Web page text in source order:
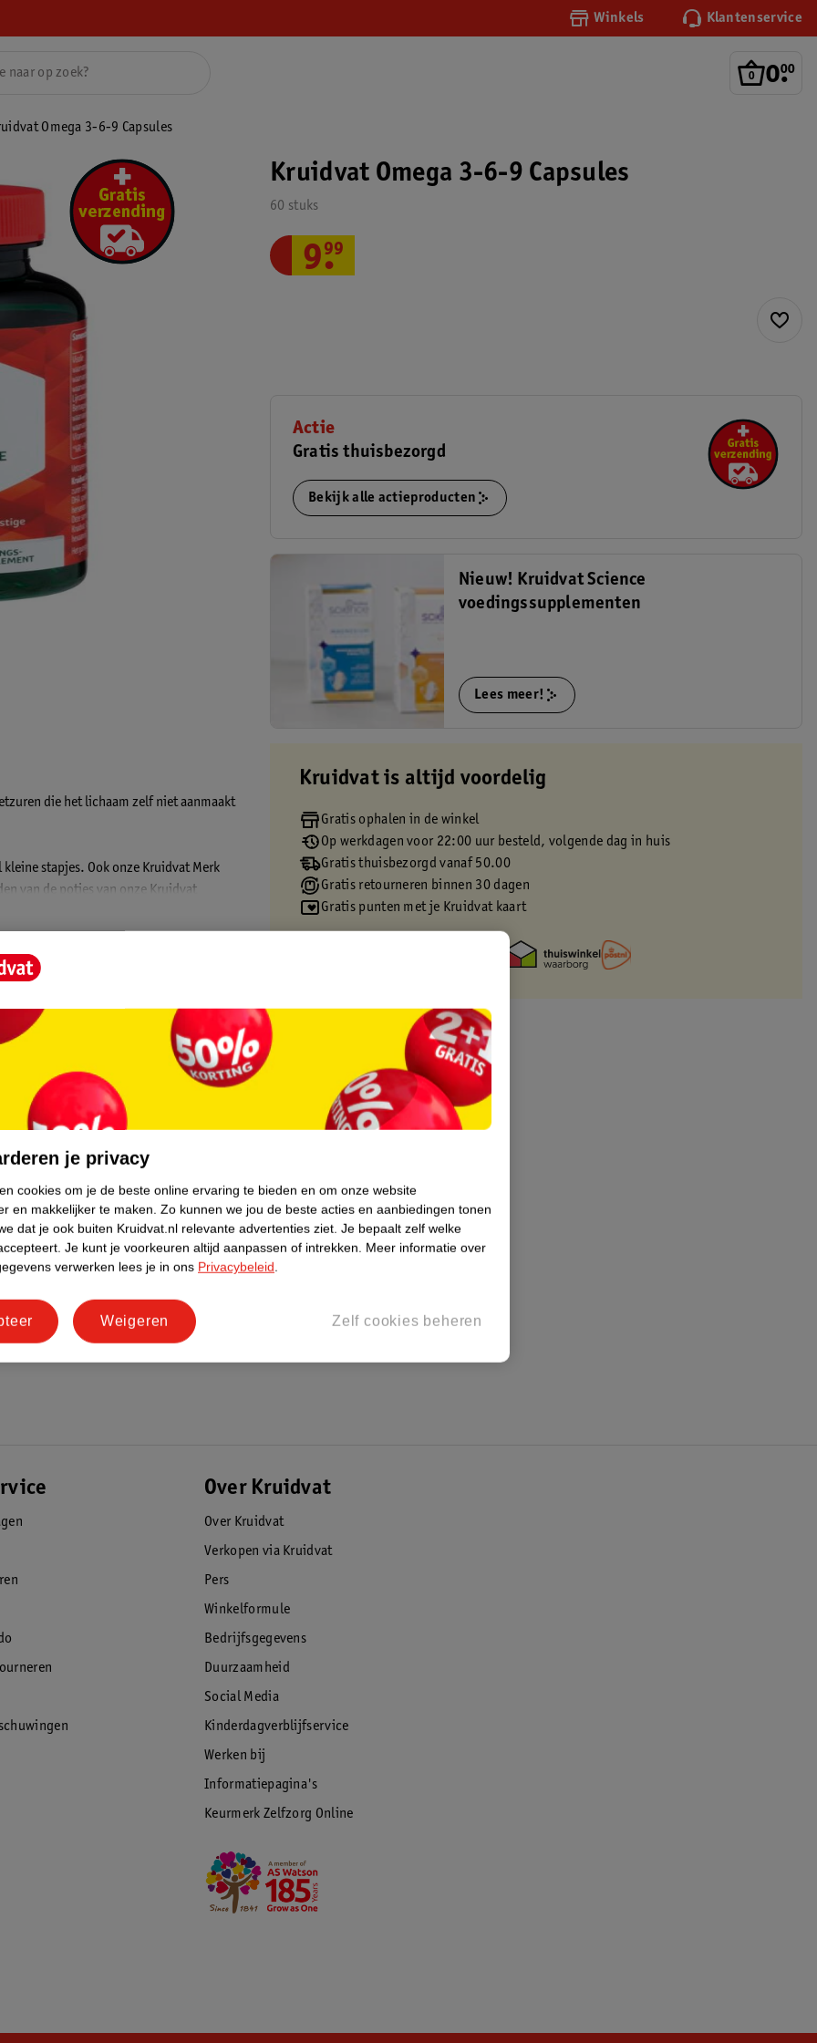
Winkels Klantenservice
0.
00
Omega 3-6-9 Capsules
die het lichaam zelf niet aanmaakt
stapjes. Ook onze Kruidvat Merk
van de potjes van onze Kruidvat
We besparen hierdoor 46.000 kg
wereld!
Kruidvat Omega 3-6-9 Capsules
60 stuks
9.
99
Actie
Gratis thuisbezorgd
Bekijk alle actieproducten
Nieuw! Kruidvat Science
voedingssupplementen
Lees meer!
Kruidvat is altijd voordelig
Gratis ophalen in de winkel
Op werkdagen voor 22:00 uur besteld, volgende dag in huis
Gratis thuisbezorgd vanaf 50.00
Gratis retourneren binnen 30 dagen
Gratis punten met je Kruidvat kaart
Over Kruidvat
Over Kruidvat
Verkopen via Kruidvat
Pers
Winkelformule
Bedrijfsgegevens
Duurzaamheid
Social Media
Kinderdagverblijfservice
Werken bij
Informatiepagina's
Keurmerk Zelfzorg Online
je privacy
cookies om je de beste online ervaring te bieden en om onze website
en makkelijker te maken. Zo kunnen we jou de beste acties en aanbiedingen tonen
dat je ook buiten Kruidvat.nl relevante advertenties ziet. Je bepaalt zelf welke
Je kunt je voorkeuren altijd aanpassen of intrekken. Meer informatie over
verwerken lees je in ons Privacybeleid.
Zelf cookies beheren
Weigeren